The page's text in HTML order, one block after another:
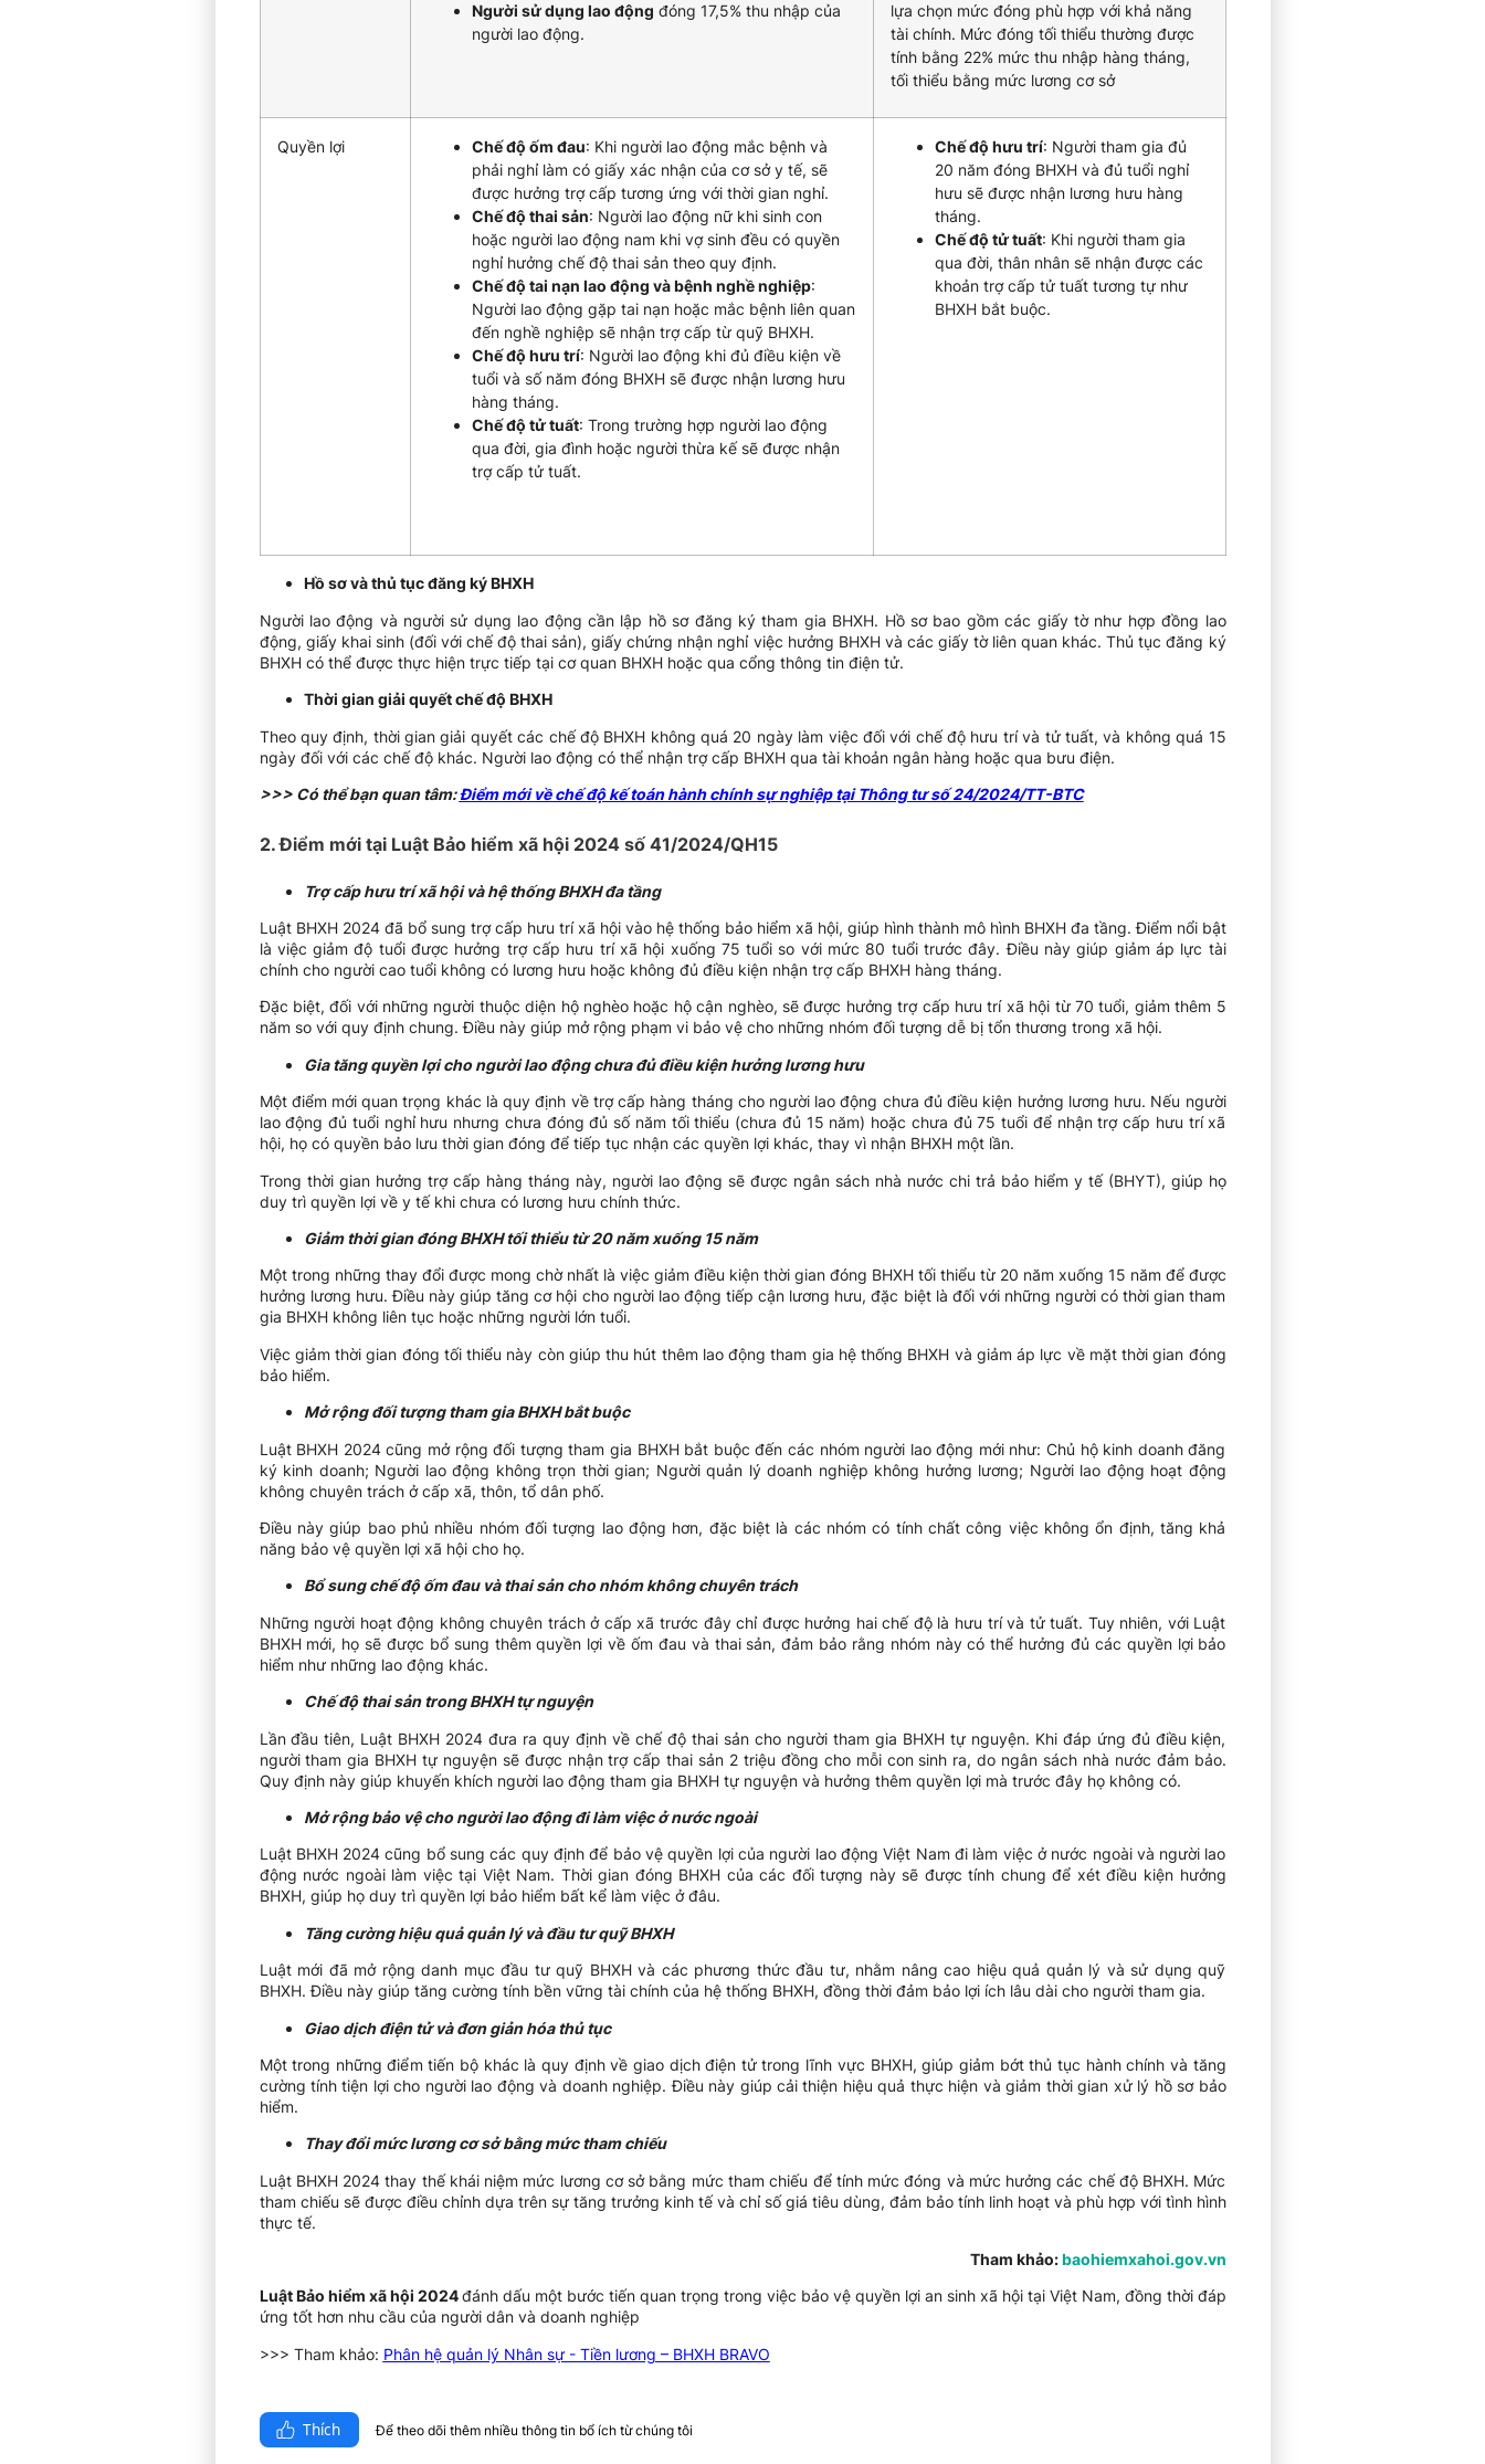
Người sử dụng lao động đóng 17,5% thu nhập của
người lao động.
lựa chọn mức đóng phù hợp với khả năng
tài chính. Mức đóng tối thiểu thường được
tính bằng 22% mức thu nhập hàng tháng,
tối thiểu bằng mức lương cơ sở
Quyền lợi Chế độ ốm đau: Khi người lao động mắc bệnh và
phải nghỉ làm có giấy xác nhận của cơ sở y tế, sẽ
được hưởng trợ cấp tương ứng với thời gian nghỉ.
Chế độ thai sản: Người lao động nữ khi sinh con
hoặc người lao động nam khi vợ sinh đều có quyền
nghỉ hưởng chế độ thai sản theo quy định.
Chế độ tai nạn lao động và bệnh nghề nghiệp:
Người lao động gặp tai nạn hoặc mắc bệnh liên quan
đến nghề nghiệp sẽ nhận trợ cấp từ quỹ BHXH.
Chế độ hưu trí: Người lao động khi đủ điều kiện về
tuổi và số năm đóng BHXH sẽ được nhận lương hưu
hàng tháng.
Chế độ tử tuất: Trong trường hợp người lao động
qua đời, gia đình hoặc người thừa kế sẽ được nhận
trợ cấp tử tuất.
Chế độ hưu trí: Người tham gia đủ
20 năm đóng BHXH và đủ tuổi nghỉ
hưu sẽ được nhận lương hưu hàng
tháng.
Chế độ tử tuất: Khi người tham gia
qua đời, thân nhân sẽ nhận được các
khoản trợ cấp tử tuất tương tự như
BHXH bắt buộc.
Hồ sơ và thủ tục đăng ký BHXH
Người lao động và người sử dụng lao động cần lập hồ sơ đăng ký tham gia BHXH. Hồ sơ bao gồm các giấy tờ như hợp đồng lao
động, giấy khai sinh (đối với chế độ thai sản), giấy chứng nhận nghỉ việc hưởng BHXH và các giấy tờ liên quan khác. Thủ tục đăng ký
BHXH có thể được thực hiện trực tiếp tại cơ quan BHXH hoặc qua cổng thông tin điện tử.
Thời gian giải quyết chế độ BHXH
Theo quy định, thời gian giải quyết các chế độ BHXH không quá 20 ngày làm việc đối với chế độ hưu trí và tử tuất, và không quá 15
ngày đối với các chế độ khác. Người lao động có thể nhận trợ cấp BHXH qua tài khoản ngân hàng hoặc qua bưu điện.
>>> Có thể bạn quan tâm:Điểm mới về chế độ kế toán hành chính sự nghiệp tại Thông tư số 24/2024/TT-BTC
2. Điểm mới tại Luật Bảo hiểm xã hội 2024 số 41/2024/QH15
Trợ cấp hưu trí xã hội và hệ thống BHXH đa tầng
Luật BHXH 2024 đã bổ sung trợ cấp hưu trí xã hội vào hệ thống bảo hiểm xã hội, giúp hình thành mô hình BHXH đa tầng. Điểm nổi bật
là việc giảm độ tuổi được hưởng trợ cấp hưu trí xã hội xuống 75 tuổi so với mức 80 tuổi trước đây. Điều này giúp giảm áp lực tài
chính cho người cao tuổi không có lương hưu hoặc không đủ điều kiện nhận trợ cấp BHXH hàng tháng.
Đặc biệt, đối với những người thuộc diện hộ nghèo hoặc hộ cận nghèo, sẽ được hưởng trợ cấp hưu trí xã hội từ 70 tuổi, giảm thêm 5
năm so với quy định chung. Điều này giúp mở rộng phạm vi bảo vệ cho những nhóm đối tượng dễ bị tổn thương trong xã hội.
Gia tăng quyền lợi cho người lao động chưa đủ điều kiện hưởng lương hưu
Một điểm mới quan trọng khác là quy định về trợ cấp hàng tháng cho người lao động chưa đủ điều kiện hưởng lương hưu. Nếu người
lao động đủ tuổi nghỉ hưu nhưng chưa đóng đủ số năm tối thiểu (chưa đủ 15 năm) hoặc chưa đủ 75 tuổi để nhận trợ cấp hưu trí xã
hội, họ có quyền bảo lưu thời gian đóng để tiếp tục nhận các quyền lợi khác, thay vì nhận BHXH một lần.
Trong thời gian hưởng trợ cấp hàng tháng này, người lao động sẽ được ngân sách nhà nước chi trả bảo hiểm y tế (BHYT), giúp họ
duy trì quyền lợi về y tế khi chưa có lương hưu chính thức.
Giảm thời gian đóng BHXH tối thiểu từ 20 năm xuống 15 năm
Một trong những thay đổi được mong chờ nhất là việc giảm điều kiện thời gian đóng BHXH tối thiểu từ 20 năm xuống 15 năm để được
hưởng lương hưu. Điều này giúp tăng cơ hội cho người lao động tiếp cận lương hưu, đặc biệt là đối với những người có thời gian tham
gia BHXH không liên tục hoặc những người lớn tuổi.
Việc giảm thời gian đóng tối thiểu này còn giúp thu hút thêm lao động tham gia hệ thống BHXH và giảm áp lực về mặt thời gian đóng
bảo hiểm.
Mở rộng đối tượng tham gia BHXH bắt buộc
Luật BHXH 2024 cũng mở rộng đối tượng tham gia BHXH bắt buộc đến các nhóm người lao động mới như: Chủ hộ kinh doanh đăng
ký kinh doanh; Người lao động không trọn thời gian; Người quản lý doanh nghiệp không hưởng lương; Người lao động hoạt động
không chuyên trách ở cấp xã, thôn, tổ dân phố.
Điều này giúp bao phủ nhiều nhóm đối tượng lao động hơn, đặc biệt là các nhóm có tính chất công việc không ổn định, tăng khả
năng bảo vệ quyền lợi xã hội cho họ.
Bổ sung chế độ ốm đau và thai sản cho nhóm không chuyên trách
Những người hoạt động không chuyên trách ở cấp xã trước đây chỉ được hưởng hai chế độ là hưu trí và tử tuất. Tuy nhiên, với Luật
BHXH mới, họ sẽ được bổ sung thêm quyền lợi về ốm đau và thai sản, đảm bảo rằng nhóm này có thể hưởng đủ các quyền lợi bảo
hiểm như những lao động khác.
Chế độ thai sản trong BHXH tự nguyện
Lần đầu tiên, Luật BHXH 2024 đưa ra quy định về chế độ thai sản cho người tham gia BHXH tự nguyện. Khi đáp ứng đủ điều kiện,
người tham gia BHXH tự nguyện sẽ được nhận trợ cấp thai sản 2 triệu đồng cho mỗi con sinh ra, do ngân sách nhà nước đảm bảo.
Quy định này giúp khuyến khích người lao động tham gia BHXH tự nguyện và hưởng thêm quyền lợi mà trước đây họ không có.
Mở rộng bảo vệ cho người lao động đi làm việc ở nước ngoài
Luật BHXH 2024 cũng bổ sung các quy định để bảo vệ quyền lợi của người lao động Việt Nam đi làm việc ở nước ngoài và người lao
động nước ngoài làm việc tại Việt Nam. Thời gian đóng BHXH của các đối tượng này sẽ được tính chung để xét điều kiện hưởng
BHXH, giúp họ duy trì quyền lợi bảo hiểm bất kể làm việc ở đâu.
Tăng cường hiệu quả quản lý và đầu tư quỹ BHXH
Luật mới đã mở rộng danh mục đầu tư quỹ BHXH và các phương thức đầu tư, nhằm nâng cao hiệu quả quản lý và sử dụng quỹ
BHXH. Điều này giúp tăng cường tính bền vững tài chính của hệ thống BHXH, đồng thời đảm bảo lợi ích lâu dài cho người tham gia.
Giao dịch điện tử và đơn giản hóa thủ tục
Một trong những điểm tiến bộ khác là quy định về giao dịch điện tử trong lĩnh vực BHXH, giúp giảm bớt thủ tục hành chính và tăng
cường tính tiện lợi cho người lao động và doanh nghiệp. Điều này giúp cải thiện hiệu quả thực hiện và giảm thời gian xử lý hồ sơ bảo
hiểm.
Thay đổi mức lương cơ sở bằng mức tham chiếu
Luật BHXH 2024 thay thế khái niệm mức lương cơ sở bằng mức tham chiếu để tính mức đóng và mức hưởng các chế độ BHXH. Mức
tham chiếu sẽ được điều chỉnh dựa trên sự tăng trưởng kinh tế và chỉ số giá tiêu dùng, đảm bảo tính linh hoạt và phù hợp với tình hình
thực tế.
Tham khảo:baohiemxahoi.gov.vn
Luật Bảo hiểm xã hội 2024đánh dấu một bước tiến quan trọng trong việc bảo vệ quyền lợi an sinh xã hội tại Việt Nam, đồng thời đáp
ứng tốt hơn nhu cầu của người dân và doanh nghiệp
>>> Tham khảo: Phân hệ quản lý Nhân sự - Tiền lương – BHXH BRAVO
Thích Để theo dõi thêm nhiều thông tin bổ ích từ chúng tôi​